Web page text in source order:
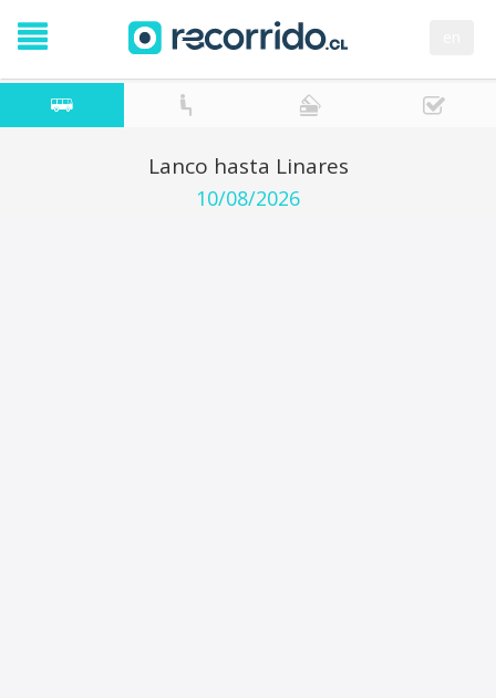
Lanco hasta Linares
10/08/2026